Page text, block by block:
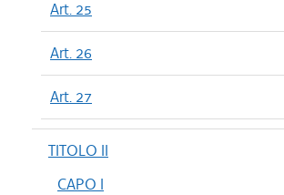
Art. 25
Art. 26
Art. 27
TITOLO II
CAPO I